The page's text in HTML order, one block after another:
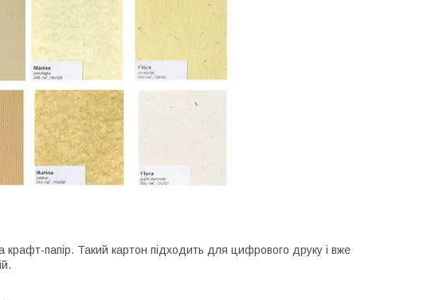
крафт-папір. Такий картон підходить для цифрового друку і вже